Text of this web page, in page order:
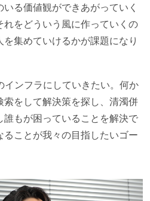
る価値観ができあがっていく
れをどういう風に作っていくの
集めていけるかが課題になり
インフラにしていきたい。何か
をして解決策を探し、清濁併
もが困っていることを解決で
ことが我々の目指したいゴー